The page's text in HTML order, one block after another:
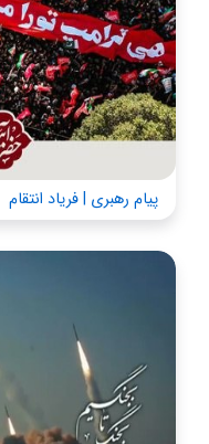
پیام رهبری | فریاد انتقام